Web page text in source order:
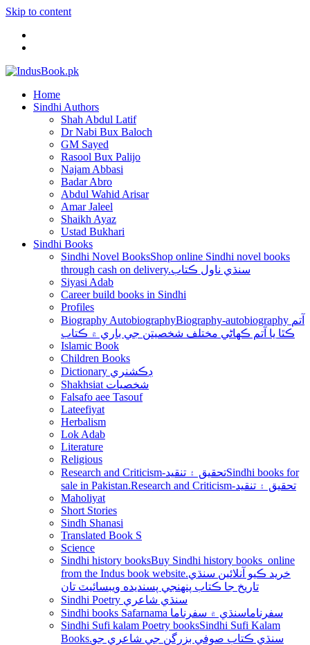
Skip to content
Home
Sindhi Authors
Shah Abdul Latif
Dr Nabi Bux Baloch
GM Sayed
Rasool Bux Palijo
Najam Abbasi
Badar Abro
Abdul Wahid Arisar
Amar Jaleel
Shaikh Ayaz
Ustad Bukhari
Sindhi Books
Sindhi Novel BooksShop online Sindhi novel books
through cash on delivery.سنڌي ناول ڪتاب
Siyasi Adab
Career build books in Sindhi
Profiles
Biography AutobiographyBiography-autobiography آتم
ڪٿا يا آتم ڪھاڻي مختلف شخصيتن جي باري ۾ ڪتاب
Islamic Book
Children Books
Dictionary ڊڪشنري
Shakhsiat شخصيات
Falsafo aee Tasouf
Lateefiyat
Herbalism
Lok Adab
Literature
Religious
Research and Criticism-تحقيق ۽ تنقيدSindhi books for
sale in Pakistan.Research and Criticism-تحقيق ۽ تنقيد
Maholiyat
Short Stories
Sindh Shanasi
Translated Book S
Science
Sindhi history booksBuy Sindhi history books online
from the Indus book website.خريد ڪيو آنلائين سنڌي
تاريخ جا ڪتاب پنھنجي پسنديده ويبسائيٽ تان
Sindhi Poetry سنڌي شاعري
Sindhi books Safarnama سفرناماسنڌي ۾ سفرناما
Sindhi Sufi kalam Poetry booksSindhi Sufi Kalam
Books.سنڌي ڪتاب صوفي بزرگن جي شاعري جو